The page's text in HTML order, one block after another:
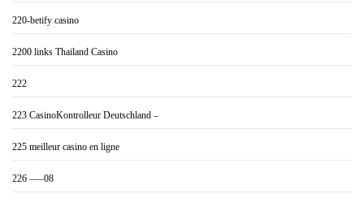
220-betify casino
2200 links Thailand Casino
222
223 CasinoKontrolleur Deutschland –
225 meilleur casino en ligne
226 —–08